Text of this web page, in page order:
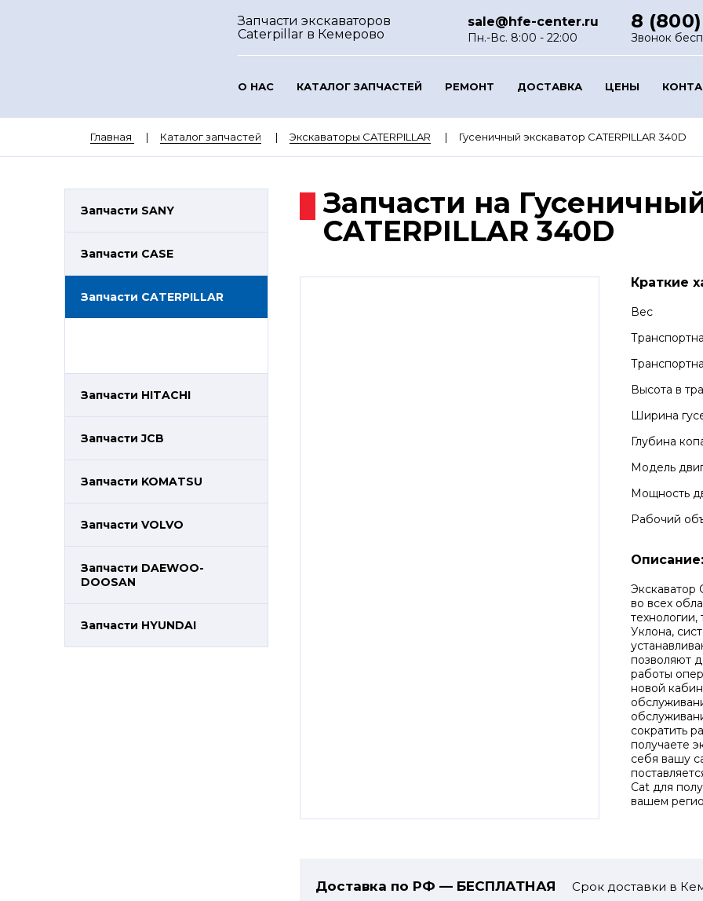
Запчасти экскаваторов
Caterpillar в Кемерово
sale@hfe-center.ru
Пн.-Вс. 8:00 - 22:00
8
Звонок
О НАС КАТАЛОГ ЗАПЧАСТЕЙ РЕМОНТ ДОСТАВКА ЦЕНЫ
Главная Каталог запчастей Экскаваторы CATERPILLAR Гусеничный экскаватор CATERPILLAR 340D
Запчасти SANY
Запчасти CASE
Запчасти CATERPILLAR
Запчасти HITACHI
Запчасти JCB
Запчасти KOMATSU
Запчасти VOLVO
Запчасти DAEWOO-
DOOSAN
Запчасти HYUNDAI
Запчасти на
CATERPILLAR 340D
Краткие
Вес
Высота в
Ширина
Глубина
Модель
Мощность
Рабочий
Описание:
Экскаватор
во всех
Уклона,
позволяют
работы
новой
сократить
получаете
себя вашу
Cat для
вашем
Доставка по РФ — БЕСПЛАТНАЯ Срок доставки в